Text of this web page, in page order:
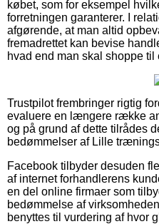
købet, som for eksempel
forretningen garanterer. I
afgørende, at man altid
fremadrettet kan bevise
hvad end man skal shoppe til
Trustpilot frembringer rigtig
evaluere en længere række
og på grund af dette tilrådes
bedømmelser af Lille
Facebook tilbyder desuden
af internet forhandlerens
en del online firmaer som
bedømmelse af
benyttes til vurdering af hvor